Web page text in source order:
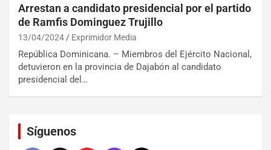
Arrestan a candidato presidencial por el partido
de Ramfis Dominguez Trujillo
13/04/2024 Exprimidor Media
República Dominicana. – Miembros del Ejército Nacional,
detuvieron en la provincia de Dajabón al candidato
presidencial del…
Síguenos